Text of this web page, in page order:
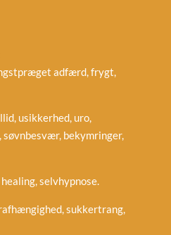
adfærd, frygt,
usikkerhed, uro,
søvnbesvær, bekymringer,
selvhypnose.
sukkertrang,